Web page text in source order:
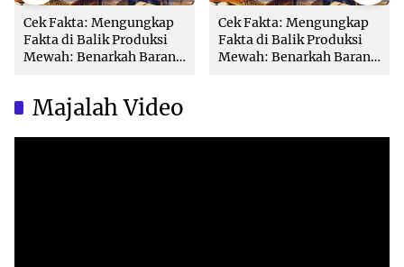
Cek Fakta: Mengungkap
Fakta di Balik Produksi
Mewah: Benarkah Barang
Cek Fakta: Mengungkap
Fakta di Balik Produksi
Mewah: Benarkah Barang
Majalah Video